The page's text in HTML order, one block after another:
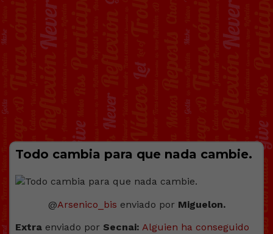
Todo cambia para que nada cambie.
@Arsenico_bis enviado por Miguelon.
Extra enviado por Secnai: Alguien ha conseguido